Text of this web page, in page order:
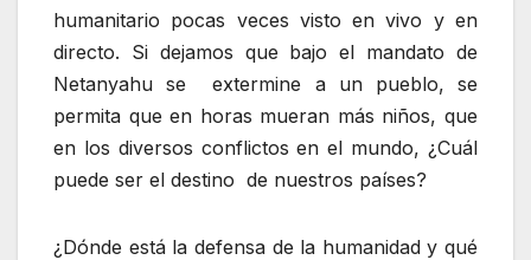
humanitario pocas veces visto en vivo y en
directo. Si dejamos que bajo el mandato de
Netanyahu se extermine a un pueblo, se
permita que en horas mueran más niños, que
en los diversos conflictos en el mundo, ¿Cuál
puede ser el destino de nuestros países?
¿Dónde está la defensa de la humanidad y qué